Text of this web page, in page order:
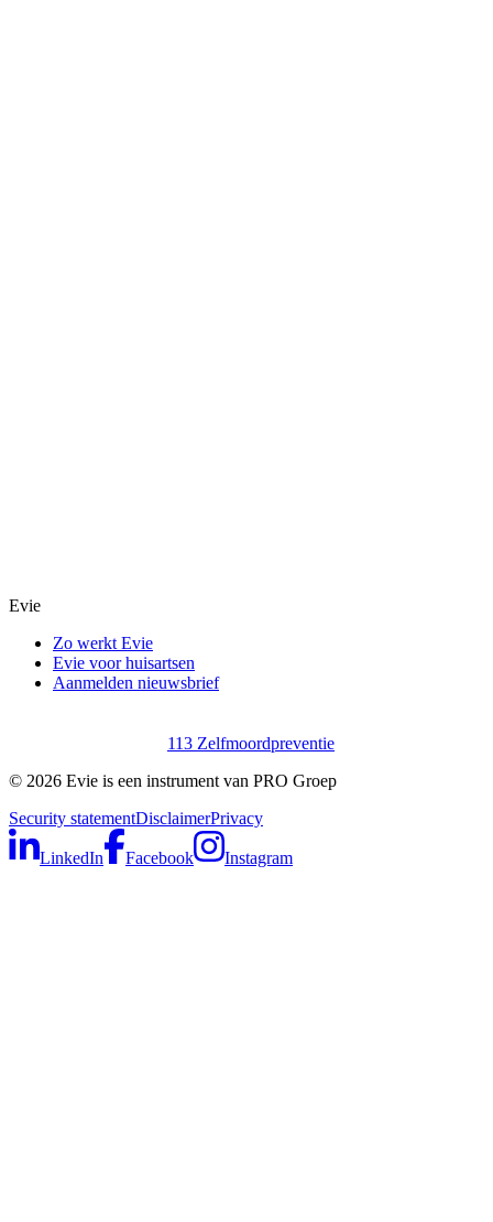
Evie
Zo werkt Evie
Evie voor huisartsen
Aanmelden nieuwsbrief
113 Zelfmoordpreventie
© 2026 Evie is een instrument van PRO Groep
Security statementDisclaimerPrivacy
LinkedIn Facebook Instagram